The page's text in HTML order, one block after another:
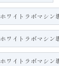
ホワイトラボマシン
ホワイトラボマシン
ホワイトラボマシン